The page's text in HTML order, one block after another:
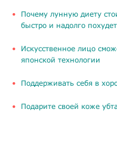
Почему лунную диету
быстро и надолго
Искусственное лицо
японской технологии
Поддерживать себя в
Подарите своей коже